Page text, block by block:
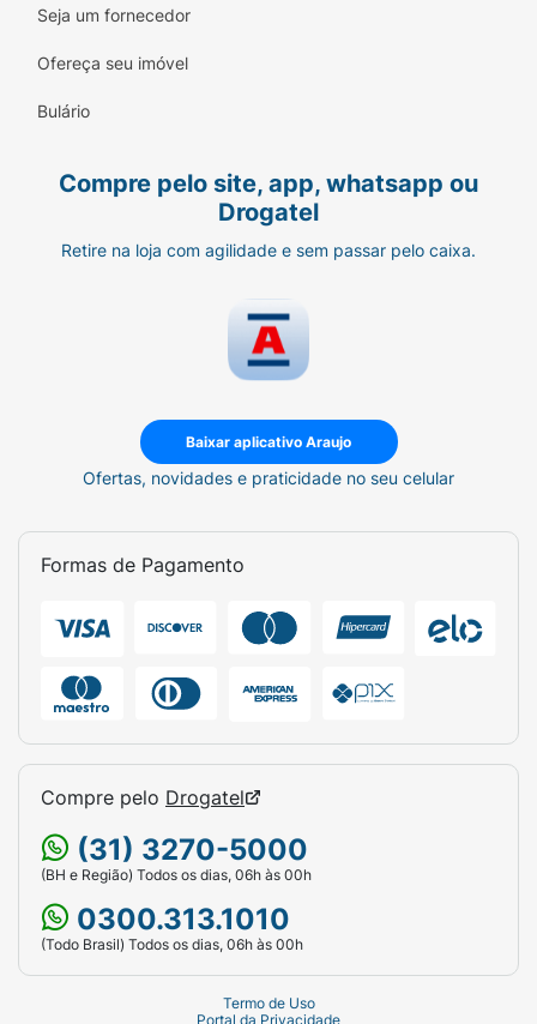
Seja um fornecedor
Ofereça seu imóvel
Bulário
Compre pelo site, app, whatsapp ou
Drogatel
Retire na loja com agilidade e sem passar pelo caixa.
Baixar aplicativo Araujo
Ofertas, novidades e praticidade no seu celular
Formas de Pagamento
Compre pelo Drogatel
(31) 3270-5000
(BH e Região) Todos os dias, 06h às 00h
0300.313.1010
(Todo Brasil) Todos os dias, 06h às 00h
Termo de Uso
Portal da Privacidade